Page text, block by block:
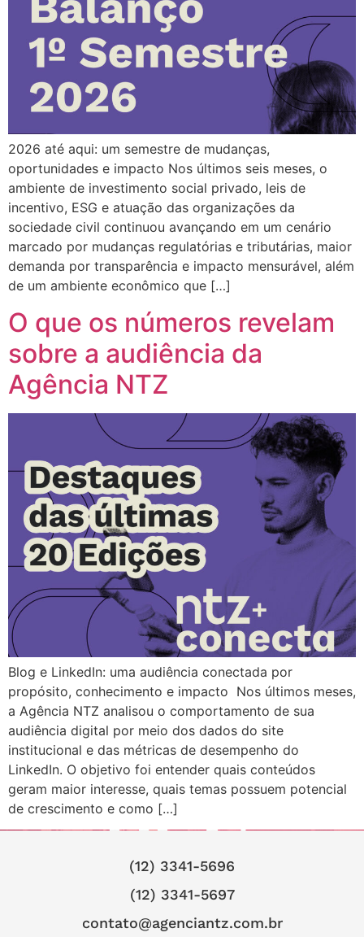
2026 até aqui: um semestre de mudanças,
oportunidades e impacto Nos últimos seis meses, o
ambiente de investimento social privado, leis de
incentivo, ESG e atuação das organizações da
sociedade civil continuou avançando em um cenário
marcado por mudanças regulatórias e tributárias, maior
demanda por transparência e impacto mensurável, além
de um ambiente econômico que […]
O que os números revelam
sobre a audiência da
Agência NTZ
Blog e LinkedIn: uma audiência conectada por
propósito, conhecimento e impacto Nos últimos meses,
a Agência NTZ analisou o comportamento de sua
audiência digital por meio dos dados do site
institucional e das métricas de desempenho do
LinkedIn. O objetivo foi entender quais conteúdos
geram maior interesse, quais temas possuem potencial
de crescimento e como […]
(12) 3341-5696
(12) 3341-5697
contato@agenciantz.com.br